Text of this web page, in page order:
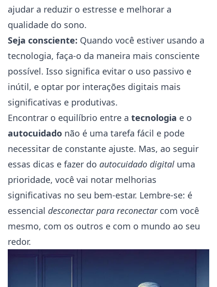
ajudar a reduzir o estresse e melhorar a
qualidade do sono.
Seja consciente: Quando você estiver usando a
tecnologia, faça-o da maneira mais consciente
possível. Isso significa evitar o uso passivo e
inútil, e optar por interações digitais mais
significativas e produtivas.
Encontrar o equilíbrio entre a tecnologia e o
autocuidado não é uma tarefa fácil e pode
necessitar de constante ajuste. Mas, ao seguir
essas dicas e fazer do autocuidado digital uma
prioridade, você vai notar melhorias
significativas no seu bem-estar. Lembre-se: é
essencial desconectar para reconectarcom você
mesmo, com os outros e com o mundo ao seu
redor.